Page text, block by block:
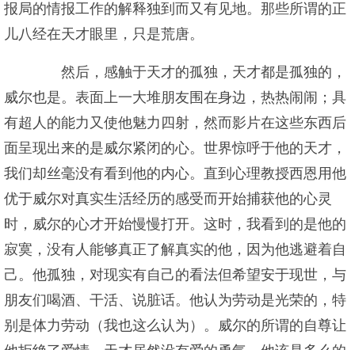
报局的情报工作的解释独到而又有见地。那些所谓的正
儿八经在天才眼里，只是荒唐。
然后，感触于天才的孤独，天才都是孤独的，
威尔也是。表面上一大堆朋友围在身边，热热闹闹；具
有超人的能力又使他魅力四射，然而影片在这些东西后
面呈现出来的是威尔紧闭的心。世界惊呼于他的天才，
我们却丝毫没有看到他的内心。直到心理教授西恩用他
优于威尔对真实生活经历的感受而开始捕获他的心灵
时，威尔的心才开始慢慢打开。这时，我看到的是他的
寂寞，没有人能够真正了解真实的他，因为他逃避着自
己。他孤独，对现实有自己的看法但希望安于现世，与
朋友们喝酒、干活、说脏话。他认为劳动是光荣的，特
别是体力劳动（我也这么认为）。威尔的所谓的自尊让